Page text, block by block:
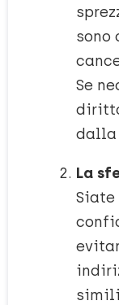
sono
Se
dalla
La